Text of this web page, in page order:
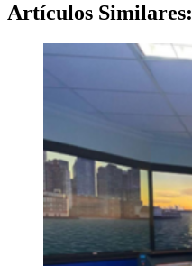
Artículos Similares: